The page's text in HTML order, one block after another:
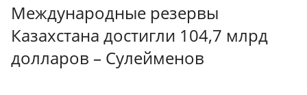
Международные резервы
Казахстана достигли 104,7 млрд
долларов – Сулейменов